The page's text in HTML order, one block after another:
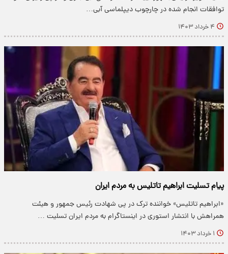
توافقات انجام شده در چارچوب دیپلماسی آبی…
۴ خرداد ۱۴۰۳
پیام تسلیت ابراهیم تاتلیس به مردم ایران
«ابراهیم تاتلیس» خواننده ترک در پی شهادت رئیس جمهور و هیئت
همراهش با انتشار استوری در اینستاگرام به مردم ایران تسلیت …
۱ خرداد ۱۴۰۳